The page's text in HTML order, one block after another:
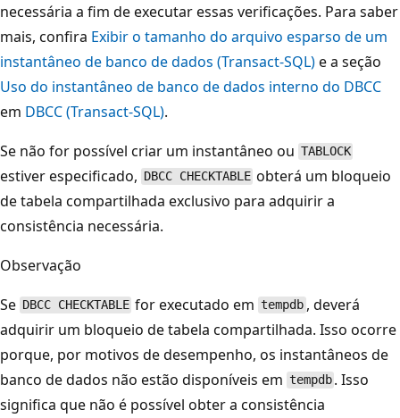
necessária a fim de executar essas verificações. Para saber
mais, confira Exibir o tamanho do arquivo esparso de um
instantâneo de banco de dados (Transact-SQL)e a seção
Uso do instantâneo de banco de dados interno do DBCC
em DBCC (Transact-SQL).
Se não for possível criar um instantâneo ou TABLOCK
estiver especificado, DBCC CHECKTABLE obterá um bloqueio
de tabela compartilhada exclusivo para adquirir a
consistência necessária.
Observação
Se DBCC CHECKTABLE for executado em tempdb , deverá
adquirir um bloqueio de tabela compartilhada. Isso ocorre
porque, por motivos de desempenho, os instantâneos de
banco de dados não estão disponíveis em tempdb . Isso
significa que não é possível obter a consistência